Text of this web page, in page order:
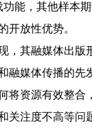
能，其他样本
开放性优势。
，其融媒体出
融媒体传播的
资源有效整
注度不高等问